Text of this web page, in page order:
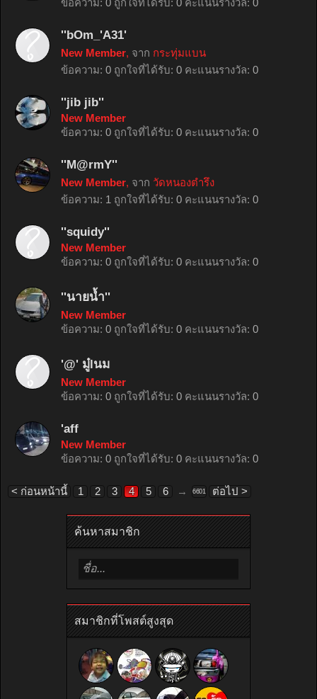
ข้อความ: 0 ถูกใจที่ได้รับ: 0 คะแนนรางวัล: 0
''bOm_'A31'
New Member, จาก กระทุ่มแบน
ข้อความ: 0 ถูกใจที่ได้รับ: 0 คะแนนรางวัล: 0
''jib jib''
New Member
ข้อความ: 0 ถูกใจที่ได้รับ: 0 คะแนนรางวัล: 0
''M@rmY''
New Member, จาก วัดหนองตำรึง
ข้อความ: 1 ถูกใจที่ได้รับ: 0 คะแนนรางวัล: 0
''squidy''
New Member
ข้อความ: 0 ถูกใจที่ได้รับ: 0 คะแนนรางวัล: 0
''นายน้ำ''
New Member
ข้อความ: 0 ถูกใจที่ได้รับ: 0 คะแนนรางวัล: 0
'@' มู๋lนม
New Member
ข้อความ: 0 ถูกใจที่ได้รับ: 0 คะแนนรางวัล: 0
'aff
New Member
ข้อความ: 0 ถูกใจที่ได้รับ: 0 คะแนนรางวัล: 0
< ก่อนหน้านี้ 1 2 3 4 5 6 → 6601 ต่อไป >
ค้นหาสมาชิก
สมาชิกที่โพสต์สูงสุด